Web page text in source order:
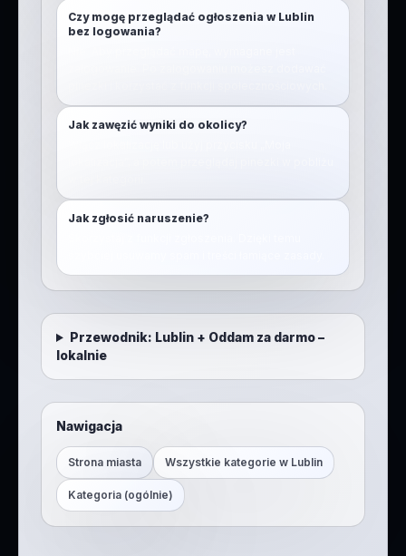
Czy mogę przeglądać ogłoszenia w Lublin
bez logowania?
Jak zawęzić wyniki do okolicy?
Jak zgłosić naruszenie?
Przewodnik: Lublin+ Oddam za darmo –
lokalnie
Nawigacja
Strona miasta Wszystkie kategorie w Lublin
Kategoria (ogólnie)